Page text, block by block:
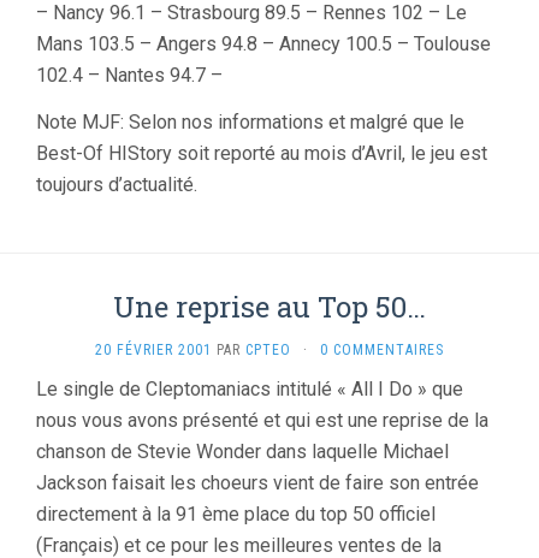
– Nancy 96.1 – Strasbourg 89.5 – Rennes 102 – Le
Mans 103.5 – Angers 94.8 – Annecy 100.5 – Toulouse
102.4 – Nantes 94.7 –
Note MJF: Selon nos informations et malgré que le
Best-Of HIStory soit reporté au mois d’Avril, le jeu est
toujours d’actualité.
Une reprise au Top 50…
20 FÉVRIER 2001 PAR CPTEO · 0 COMMENTAIRES
Le single de Cleptomaniacs intitulé « All I Do » que
nous vous avons présenté et qui est une reprise de la
chanson de Stevie Wonder dans laquelle Michael
Jackson faisait les choeurs vient de faire son entrée
directement à la 91 ème place du top 50 officiel
(Français) et ce pour les meilleures ventes de la